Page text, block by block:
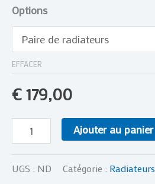
Options
EFFACER
€179,00
Ajouter au panier
UGS : ND Catégorie : Radiateurs